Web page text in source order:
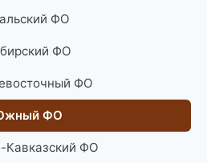
ФО
ФО
ФО
ФО
Кавказский ФО